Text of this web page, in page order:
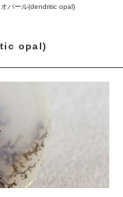
パール(dendritic opal)
opal)